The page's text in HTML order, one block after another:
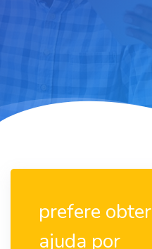
prefere obter
ajuda por